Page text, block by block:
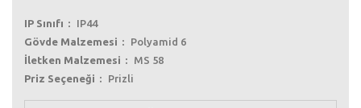
IP Sınıfı
IP44
Gövde Malzemesi
Polyamid 6
İletken Malzemesi
MS 58
Priz Seçeneği
Prizli